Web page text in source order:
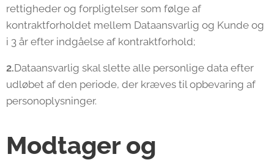
rettigheder og forpligtelser som følge af
kontraktforholdet mellem Dataansvarlig og Kunde og
i 3 år efter indgåelse af kontraktforhold;
2.Dataansvarlig skal slette alle personlige data efter
udløbet af den periode, der kræves til opbevaring af
personoplysninger.
Modtager og